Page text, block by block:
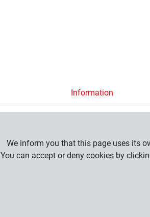
Information
We inform you that this page uses its
You can accept or deny cookies by